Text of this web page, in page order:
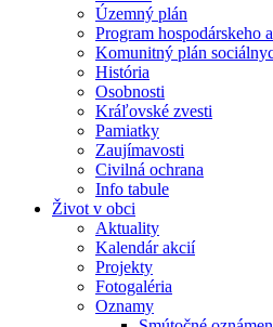
Územný plán
Program hospodárskeho
Komunitný plán
História
Osobnosti
Kráľovské zvesti
Pamiatky
Zaujímavosti
Civilná ochrana
Info tabule
Život v obci
Aktuality
Kalendár akcií
Projekty
Fotogaléria
Oznamy